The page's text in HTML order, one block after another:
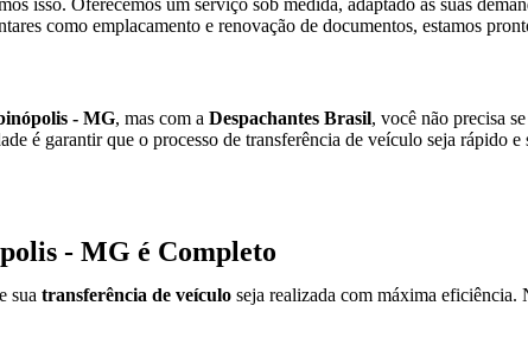
isso. Oferecemos um serviço sob medida, adaptado às suas
como emplacamento e renovação de documentos, estamos
- MG, mas com a Despachantes Brasil, você não precisa
é garantir que o processo de transferência de veículo seja rápido e
- MG é Completo
sua transferência de veículo seja realizada com máxima